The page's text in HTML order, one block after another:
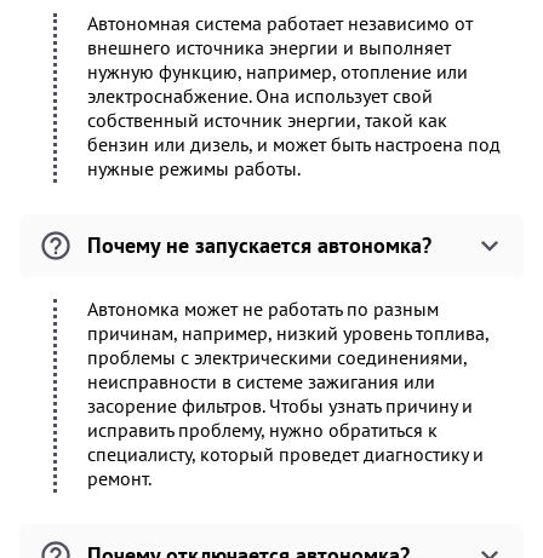
Автономная система работает независимо от
внешнего источника энергии и выполняет
нужную функцию, например, отопление или
электроснабжение. Она использует свой
собственный источник энергии, такой как
бензин или дизель, и может быть настроена под
нужные режимы работы.
Почему не запускается автономка?
Автономка может не работать по разным
причинам, например, низкий уровень топлива,
проблемы с электрическими соединениями,
неисправности в системе зажигания или
засорение фильтров. Чтобы узнать причину и
исправить проблему, нужно обратиться к
специалисту, который проведет диагностику и
ремонт.